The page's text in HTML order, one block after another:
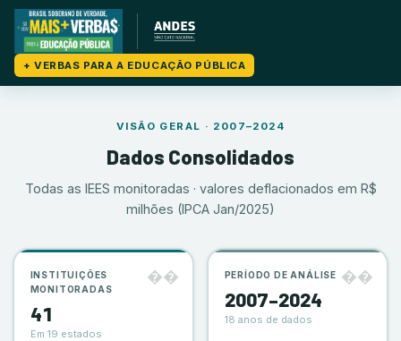
+ VERBAS PARA A EDUCAÇÃO PÚBLICA
VISÃO GERAL · 2007–2024
Dados Consolidados
Todas as IEES monitoradas · valores deflacionados em R$
milhões (IPCA Jan/2025)
��️
INSTITUIÇÕES
MONITORADAS
41
Em 19 estados
��
PERÍODO DE ANÁLISE
2007–2024
18 anos de dados